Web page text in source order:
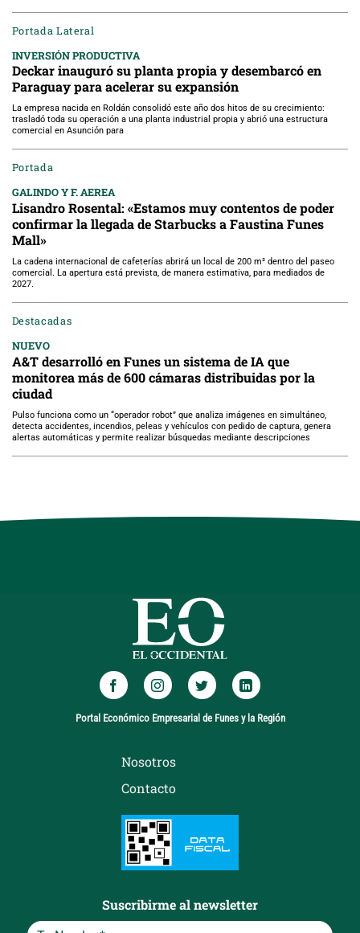
Portada Lateral
INVERSIÓN PRODUCTIVA
Deckar inauguró su planta propia y desembarcó en
Paraguay para acelerar su expansión
La empresa nacida en Roldán consolidó este año dos hitos de su crecimiento:
trasladó toda su operación a una planta industrial propia y abrió una estructura
comercial en Asunción para
Portada
GALINDO Y F. AEREA
Lisandro Rosental: «Estamos muy contentos de poder
confirmar la llegada de Starbucks a Faustina Funes
Mall»
La cadena internacional de cafeterías abrirá un local de 200 m² dentro del paseo
comercial. La apertura está prevista, de manera estimativa, para mediados de
2027.
Destacadas
NUEVO
A&T desarrolló en Funes un sistema de IA que
monitorea más de 600 cámaras distribuidas por la
ciudad
Pulso funciona como un “operador robot” que analiza imágenes en simultáneo,
detecta accidentes, incendios, peleas y vehículos con pedido de captura, genera
alertas automáticas y permite realizar búsquedas mediante descripciones
Portal Económico Empresarial de Funes y la Región
Nosotros
Contacto
Suscribirme al newsletter